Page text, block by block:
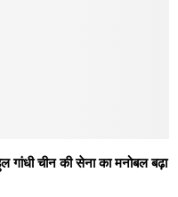
गांधी चीन की सेना का मनोबल बढ़ा